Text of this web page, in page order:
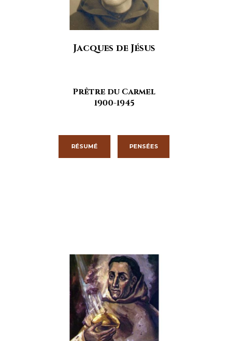
Jacques de Jésus
Prêtre du Carmel
1900-1945
RÉSUMÉ PENSÉES